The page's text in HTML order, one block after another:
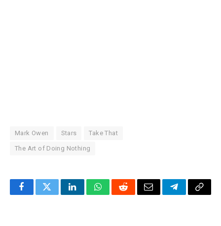
Mark Owen Stars Take That
The Art of Doing Nothing
FacebookTwitterLinkedInWhatsAppRedditCorreoTelegrama